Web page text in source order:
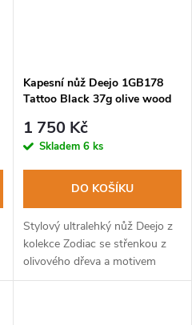
Kapesní nůž Deejo 1GB178
Tattoo Black 37g olive wood
1 750 Kč
Skladem 6 ks
DO KOŠÍKU
Stylový ultralehký nůž Deejo z
kolekce Zodiac se střenkou z
olivového dřeva a motivem
znamení vodnáře.